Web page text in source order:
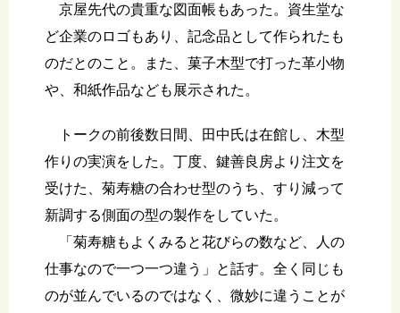
京屋先代の貴重な図面帳もあった。資生堂な
ど企業のロゴもあり、記念品として作られたも
のだとのこと。また、菓子木型で打った革小物
や、和紙作品なども展示された。
トークの前後数日間、田中氏は在館し、木型
作りの実演をした。丁度、鍵善良房より注文を
受けた、菊寿糖の合わせ型のうち、すり減って
新調する側面の型の製作をしていた。
「菊寿糖もよくみると花びらの数など、人の
仕事なので一つ一つ違う」と話す。全く同じも
のが並んでいるのではなく、微妙に違うことが